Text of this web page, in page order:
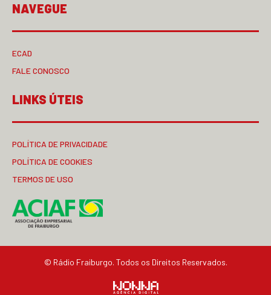
NAVEGUE
ECAD
FALE CONOSCO
LINKS ÚTEIS
POLÍTICA DE PRIVACIDADE
POLÍTICA DE COOKIES
TERMOS DE USO
© Rádio Fraiburgo. Todos os Direitos Reservados.